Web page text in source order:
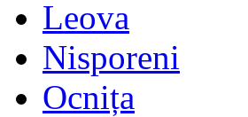
Leova
Nisporeni
Ocnița